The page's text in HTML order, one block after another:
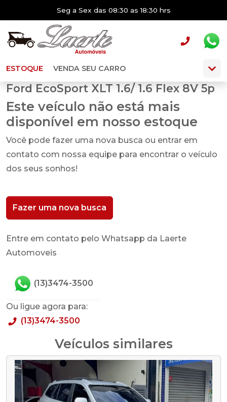
Seg a Sex das 08:30 as 18:30 hrs
ESTOQUE VENDA SEU CARRO
Ford EcoSport XLT 1.6/ 1.6 Flex 8V 5p
Este veículo não está mais
disponível em nosso estoque
Você pode fazer uma nova busca ou entrar em
contato com nossa equipe para encontrar o veículo
dos seus sonhos!
Fazer uma nova busca
Entre em contato pelo Whatsapp da Laerte
Automoveis
(13)3474-3500
Ou ligue agora para:
(13)3474-3500
Veículos similares